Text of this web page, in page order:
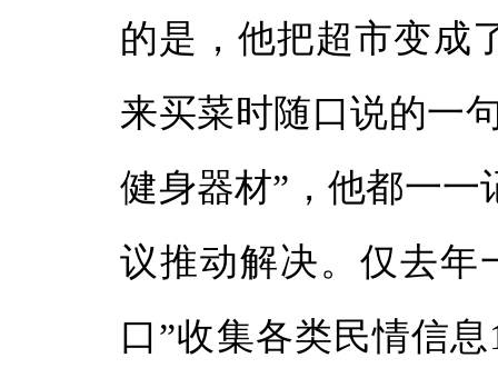
的是，他把超市变成
来买菜时随口说的一
健身器材”，他都一
议推动解决。仅去年
口”收集各类民情信